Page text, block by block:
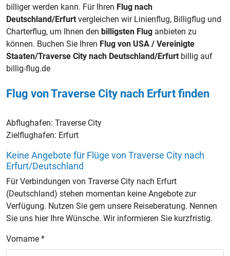
billiger werden kann. Für Ihren Flug nach
Deutschland/Erfurt vergleichen wir Linienflug, Billigflug und
Charterflug, um Ihnen den billigsten Flug anbieten zu
können. Buchen Sie Ihren Flug von USA / Vereinigte
Staaten/Traverse City nach Deutschland/Erfurt billig auf
billig-flug.de
Flug von Traverse City nach Erfurt finden
Abflughafen: Traverse City
Zielflughafen: Erfurt
Keine Angebote für Flüge von Traverse City nach
Erfurt/Deutschland
Für Verbindungen von Traverse City nach Erfurt
(Deutschland) stehen momentan keine Angebote zur
Verfügung. Nutzen Sie gern unsere Reiseberatung. Nennen
Sie uns hier Ihre Wünsche. Wir informieren Sie kurzfristig.
Vorname *